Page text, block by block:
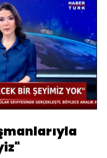
Oynatma
Hızı